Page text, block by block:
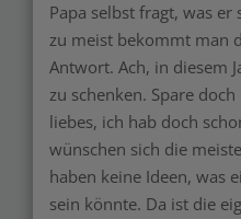
Papa selbst fragt, was
zu meist bekommt man
Antwort. Ach, in diesem
zu schenken. Spare
liebes, ich hab doch
wünschen sich die
haben keine Ideen, was
sein könnte. Da ist die